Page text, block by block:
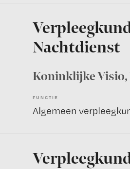
Nachtdienst
Koninklijke Visio
FUNCTIE
Algemeen